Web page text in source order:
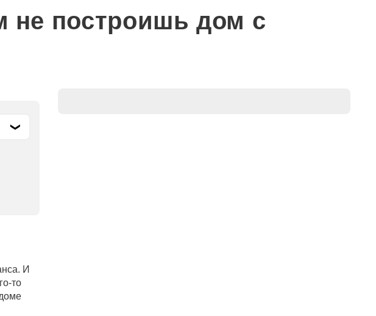
не построишь дом с
И
то